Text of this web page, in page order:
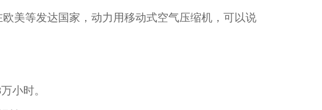
美等发达国家，动力用移动式空气压缩机，可以说
小时。